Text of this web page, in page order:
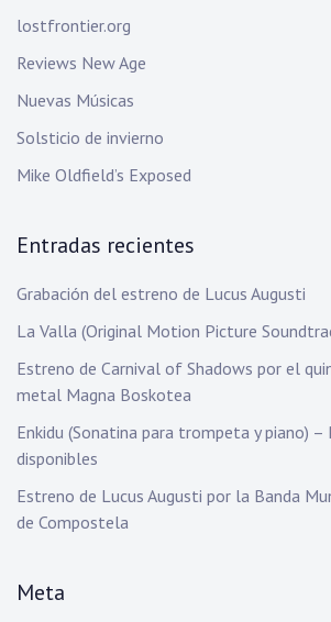
lostfrontier.org
Reviews New Age
Nuevas Músicas
Solsticio de invierno
Mike Oldfield’s Exposed
Entradas recientes
Grabación del estreno de Lucus Augusti
La Valla (Original Motion Picture
Estreno de Carnival of Shadows por el
metal Magna Boskotea
Enkidu (Sonatina para trompeta y piano) –
disponibles
Estreno de Lucus Augusti por la Banda
de Compostela
Meta